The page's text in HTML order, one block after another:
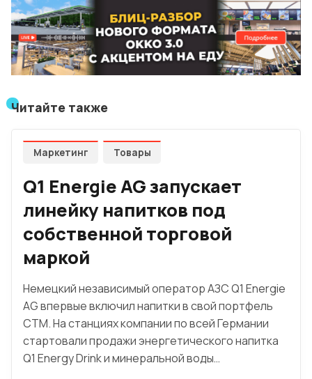
Читайте также
Маркетинг Товары
Q1 Energie AG запускает
линейку напитков под
собственной торговой
маркой
Немецкий независимый оператор АЗС Q1 Energie
AG впервые включил напитки в свой портфель
СТМ. На станциях компании по всей Германии
стартовали продажи энергетического напитка
Q1 Energy Drink и минеральной воды…